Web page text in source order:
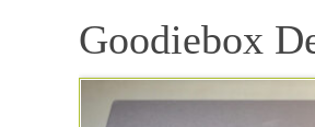
Goodiebox